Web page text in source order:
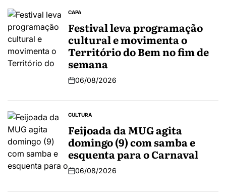
CAPA
Festival leva programação
cultural e movimenta o
Território do Bem no fim de
semana
06/08/2026
CULTURA
Feijoada da MUG agita
domingo (9) com samba e
esquenta para o Carnaval
06/08/2026